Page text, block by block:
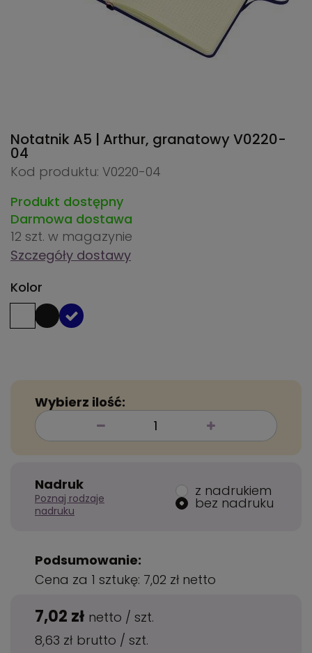
Notatnik A5 | Arthur, granatowyV0220-
04
Kod produktu: V0220-04
Produkt dostępny
Darmowa dostawa
12 szt. w magazynie
Szczegóły dostawy
Kolor
Wybierz ilość:
Nadruk
Poznaj rodzaje
nadruku
z nadrukiem
bez nadruku
Podsumowanie:
Cena za 1 sztukę: 7,02 zł netto
7,02 zł netto / szt.
8,63 zł brutto / szt.